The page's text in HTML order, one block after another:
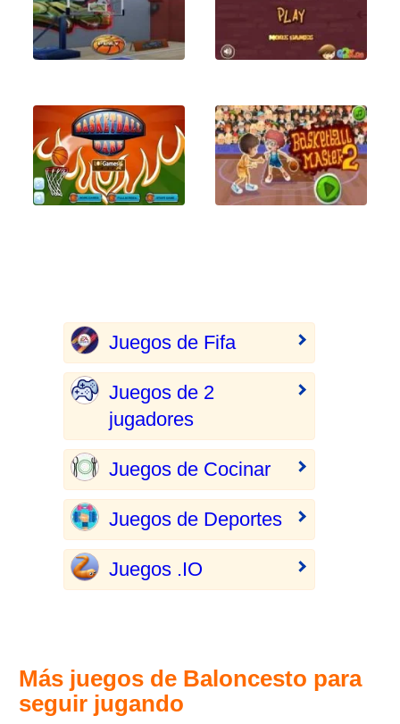
Juegos de Fifa
Juegos de 2
jugadores
Juegos de Cocinar
Juegos de Deportes
Juegos .IO
Más juegos de Baloncesto para
seguir jugando